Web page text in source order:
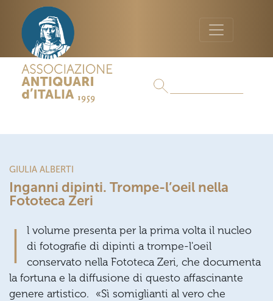
GIULIA ALBERTI
Inganni dipinti. Trompe-l’oeil nella
Fototeca Zeri
I
l volume presenta per la prima volta il nucleo
di fotografie di dipinti a trompe-l'oeil
conservato nella Fototeca Zeri, che documenta
la fortuna e la diffusione di questo affascinante
genere artistico. «Sì somiglianti al vero che